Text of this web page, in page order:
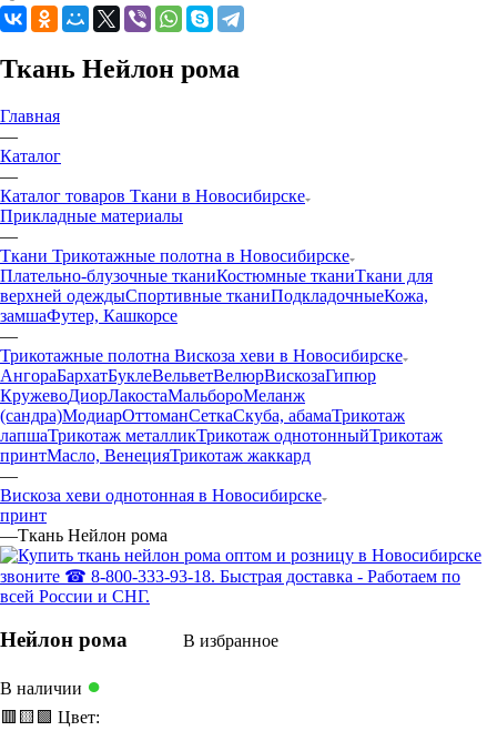
Ткань Нейлон рома
Главная
—
Каталог
—
Каталог товаров Ткани в Новосибирске
Прикладные материалы
—
Ткани Трикотажные полотна в Новосибирске
Плательно-блузочные тканиКостюмные тканиТкани для
верхней одеждыСпортивные тканиПодкладочныеКожа,
замшаФутер, Кашкорсе
—
Трикотажные полотна Вискоза хеви в Новосибирске
АнгораБархатБуклеВельветВелюрВискозаГипюр
КружевоДиорЛакостаМальбороМеланж
(сандра)МодиарОттоманСеткаСкуба, абамаТрикотаж
лапшаТрикотаж металликТрикотаж однотонныйТрикотаж
принтМасло, ВенецияТрикотаж жаккард
—
Вискоза хеви однотонная в Новосибирске
принт
—Ткань Нейлон рома
Нейлон рома В избранное
В наличии ●
🟥 🟨 🟩 Цвет: